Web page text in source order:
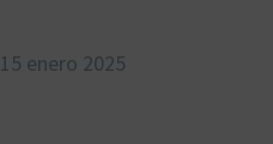
15 enero 2025